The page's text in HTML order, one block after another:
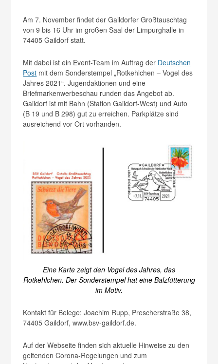
Am 7. November findet der Gaildorfer Großtauschtag
von 9 bis 16 Uhr im großen Saal der Limpurghalle in
74405 Gaildorf statt.
Mit dabei ist ein Event-Team im Auftrag der Deutschen
Post mit dem Sonderstempel „Rotkehlchen – Vogel des
Jahres 2021“. Jugendaktionen und eine
Briefmarkenwerbeschau runden das Angebot ab.
Gaildorf ist mit Bahn (Station Gaildorf-West) und Auto
(B 19 und B 298) gut zu erreichen. Parkplätze sind
ausreichend vor Ort vorhanden.
Eine Karte zeigt den Vogel des Jahres, das
Rotkehlchen. Der Sonderstempel hat eine Balzfütterung
im Motiv.
Kontakt für Belege: Joachim Rupp, Prescherstraße 38,
74405 Gaildorf, www.bsv-gaildorf.de.
Auf der Webseite finden sich ­aktuelle Hinweise zu den
geltenden Corona-Regelungen und zum